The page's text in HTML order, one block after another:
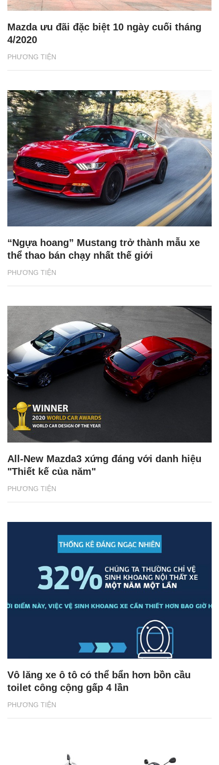
PHƯƠNG TIỆN
Mazda ưu đãi đặc biệt 10 ngày cuối tháng
4/2020
PHƯƠNG TIỆN
“Ngựa hoang” Mustang trở thành mẫu xe
thể thao bán chạy nhất thế giới
PHƯƠNG TIỆN
All-New Mazda3 xứng đáng với danh hiệu
"Thiết kế của năm"
PHƯƠNG TIỆN
Vô lăng xe ô tô có thể bẩn hơn bồn cầu
toilet công cộng gấp 4 lần